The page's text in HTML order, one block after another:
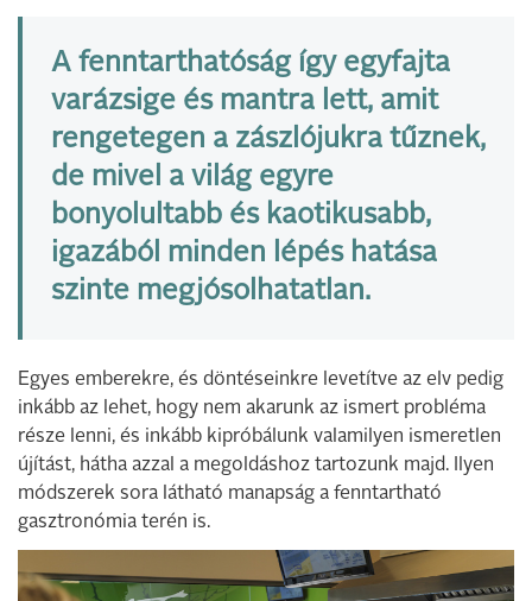
A fenntarthatóság így egyfajta
varázsige és mantra lett, amit
rengetegen a zászlójukra tűznek,
de mivel a világ egyre
bonyolultabb és kaotikusabb,
igazából minden lépés hatása
szinte megjósolhatatlan.
Egyes emberekre, és döntéseinkre levetítve az elv pedig
inkább az lehet, hogy nem akarunk az ismert probléma
része lenni, és inkább kipróbálunk valamilyen ismeretlen
újítást, hátha azzal a megoldáshoz tartozunk majd. Ilyen
módszerek sora látható manapság a fenntartható
gasztronómia terén is.